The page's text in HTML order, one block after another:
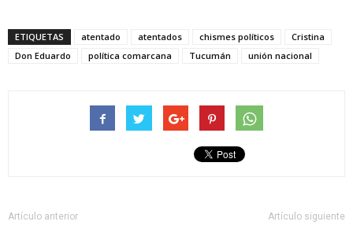
ETIQUETAS atentado atentados chismes políticos
Cristina
Don Eduardo
política comarcana Tucumán unión nacional
Artículo anterior Artículo siguiente